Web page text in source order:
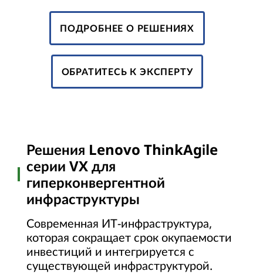
ПОДРОБНЕЕ О РЕШЕНИЯХ
ОБРАТИТЕСЬ К ЭКСПЕРТУ
Решения Lenovo ThinkAgile
серии VX для
гиперконвергентной
инфраструктуры
Современная ИТ-инфраструктура,
которая сокращает срок окупаемости
инвестиций и интегрируется с
существующей инфраструктурой.